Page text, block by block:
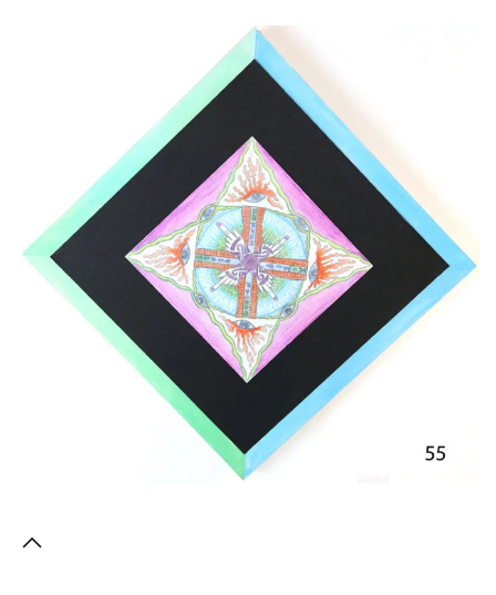
Voir l'image